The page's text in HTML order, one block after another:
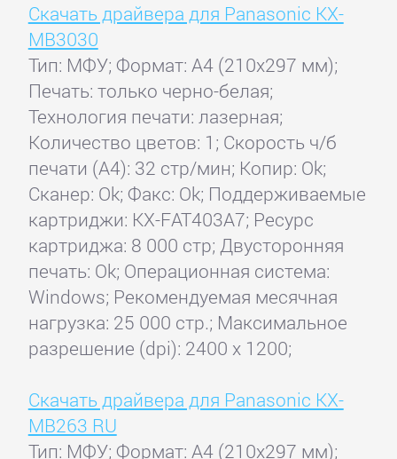
Скачать драйвера для Panasonic KX-
MB3030
Тип: МФУ; Формат: A4 (210x297 мм);
Печать: только черно-белая;
Технология печати: лазерная;
Количество цветов: 1; Скорость ч/б
печати (А4): 32 стр/мин; Копир: Ok;
Сканер: Ok; Факс: Ok; Поддерживаемые
картриджи: KX-FAT403A7; Ресурс
картриджа: 8 000 стр; Двусторонняя
печать: Ok; Операционная система:
Windows; Рекомендуемая месячная
нагрузка: 25 000 стр.; Максимальное
разрешение (dpi): 2400 x 1200;
Скачать драйвера для Panasonic KX-
MB263 RU
Тип: МФУ; Формат: A4 (210x297 мм);